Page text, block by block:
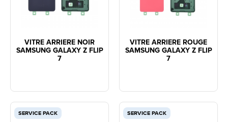
VITRE ARRIERE NOIR
SAMSUNG GALAXY Z FLIP
7
VITRE ARRIERE ROUGE
SAMSUNG GALAXY Z FLIP
7
SERVICE PACK SERVICE PACK